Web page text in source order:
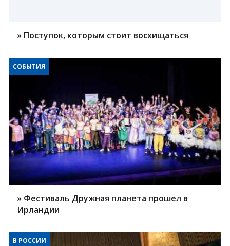
» Поступок, которым стоит восхищаться
СОБЫТИЯ
» Фестиваль Дружная планета прошел в
Ирландии
В РОССИИ